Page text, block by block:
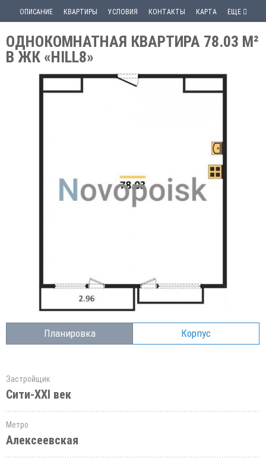
ОПИСАНИЕ КВАРТИРЫ УСЛОВИЯ КОНТАКТЫ КАРТА ЕЩЕ
ОДНОКОМНАТНАЯ КВАРТИРА 78.03 М²
В ЖК «HILL8»
Планировка Корпус
Застройщик
Сити-XXI век
Метро
Алексеевская